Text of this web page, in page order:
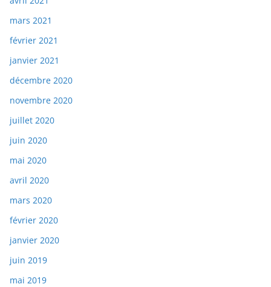
mars 2021
février 2021
janvier 2021
décembre 2020
novembre 2020
juillet 2020
juin 2020
mai 2020
avril 2020
mars 2020
février 2020
janvier 2020
juin 2019
mai 2019